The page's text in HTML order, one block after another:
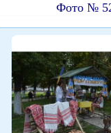
Фото №